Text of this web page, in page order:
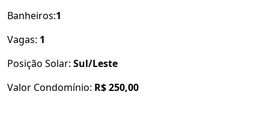
Áreas de lazer:
Churrasqueira
Parque Infantil;
Academia .
Banheiros:1
Vagas: 1
Posição Solar: Sul/Leste
Valor Condomínio: R$ 250,00